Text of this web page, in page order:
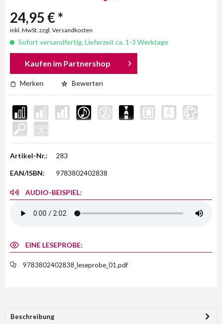
24,95 € *
inkl. MwSt. zzgl. Versandkosten
Sofort versandfertig, Lieferzeit ca. 1-3 Werktage
Kaufen im Partnershop
Merken Bewerten
Artikel-Nr.: 283
EAN/ISBN: 9783802402838
AUDIO-BEISPIEL:
EINE LESEPROBE:
9783802402838_leseprobe_01.pdf
Beschreibung